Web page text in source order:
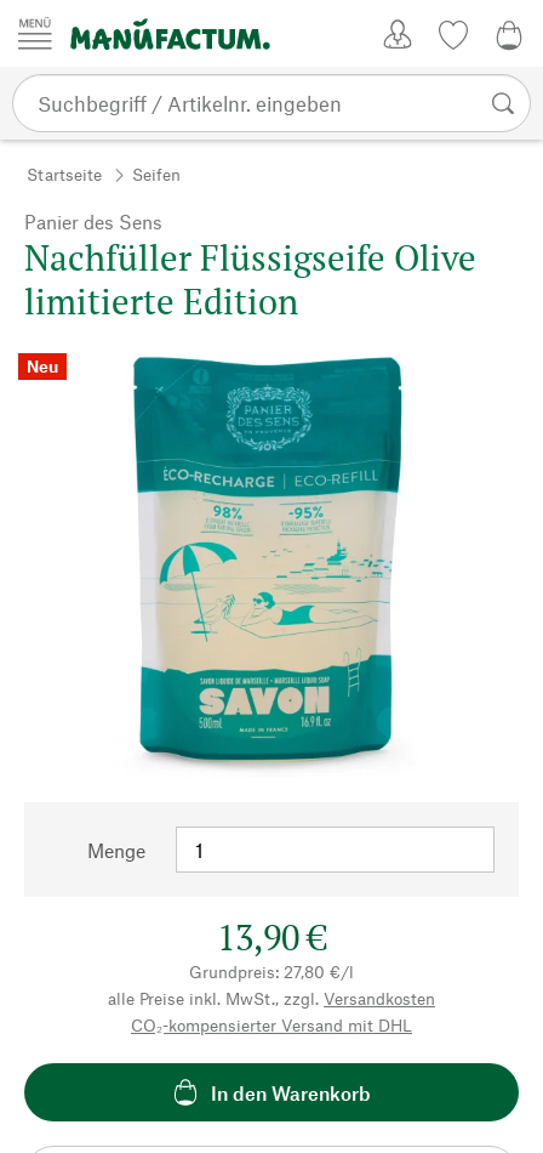
Zum Inhalt springen
Startseite Seifen
Panier des Sens
Nachfüller Flüssigseife Olive
limitierte Edition
Neu
Menge
13,90 €
Grundpreis: 27,80 €/l
alle Preise inkl. MwSt., zzgl. Versandkosten
CO₂-kompensierter Versand mit DHL
In den Warenkorb